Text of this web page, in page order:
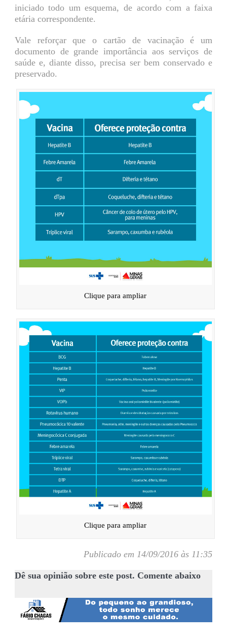
iniciado todo um esquema, de acordo com a faixa
etária correspondente.
Vale reforçar que o cartão de vacinação é um
documento de grande importância aos serviços de
saúde e, diante disso, precisa ser bem conservado e
preservado.
Clique para ampliar
Clique para ampliar
Publicado em 14/09/2016 às 11:35
Dê sua opinião sobre este post. Comente abaixo